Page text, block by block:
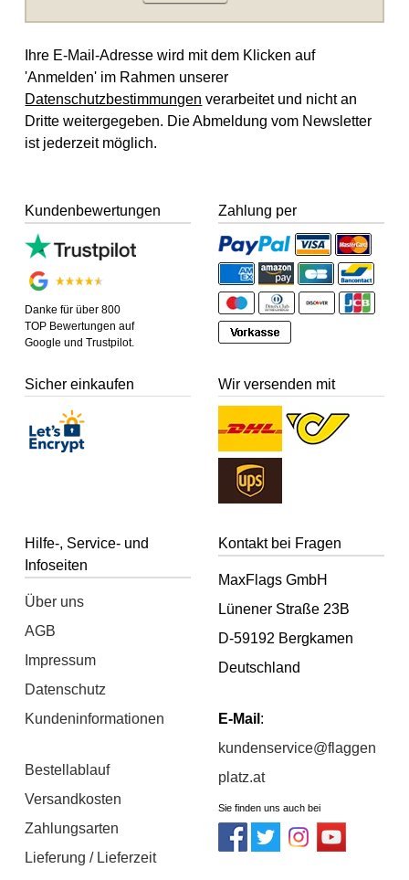
Ihre E-Mail-Adresse wird mit dem Klicken auf
'Anmelden' im Rahmen unserer
Datenschutzbestimmungen verarbeitet und nicht an
Dritte weitergegeben. Die Abmeldung vom Newsletter
ist jederzeit möglich.
Kundenbewertungen
Danke für über 800
TOP Bewertungen auf
Google und Trustpilot.
Zahlung per
Sicher einkaufen Wir versenden mit
Hilfe-, Service- und
Infoseiten
Über uns
AGB
Impressum
Datenschutz
Kundeninformationen
Bestellablauf
Versandkosten
Zahlungsarten
Lieferung / Lieferzeit
Kontakt bei Fragen
MaxFlags GmbH
Lünener Straße 23B
D-59192 Bergkamen
Deutschland
E-Mail :
kundenservice@flaggen
platz.at
Sie finden uns auch bei